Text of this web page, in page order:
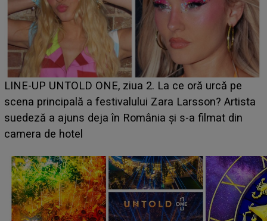
Ce a dezvăluit noua concurentă din "Casa Iubirii" l-a
luat prin surprindere pe Emanuel. CINE ESTE
BĂIATUL VIZAT de Alexandra?! Aflându-se în fața
faptului împlinit, A RECUNOSCUT IMEDIAT: "Am